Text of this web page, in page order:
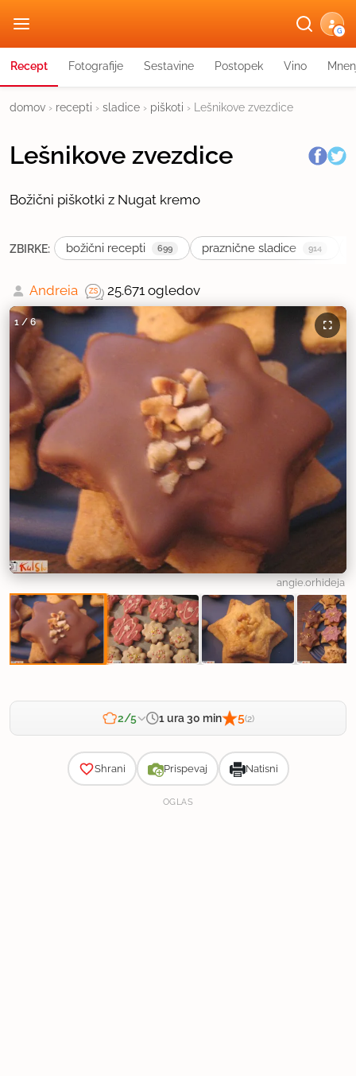
G
Recept Fotografije Sestavine Postopek Vino
domov › recepti › sladice › piškoti › Lešnikove zvezdice
Lešnikove zvezdice
Božični piškotki z Nugat kremo
ZBIRKE: božični recepti 699 praznične sladice 914
Andreia 25.671 ogledov
1/ 6
angie.orhideja
2/5 1 ura 30 min 5(2)
Shrani Prispevaj Natisni
OGLAS